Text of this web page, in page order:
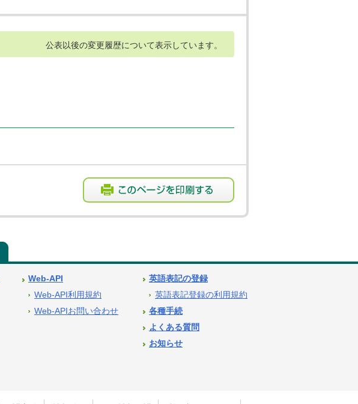
公表以後の変更履歴について表示しています。
Web-API
Web-API利用規約
Web-APIお問い合わせ
英語表記の登録
英語表記登録の利用規約
各種手続
よくある質問
お知らせ